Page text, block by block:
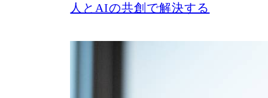
人とAIの共創で解決する